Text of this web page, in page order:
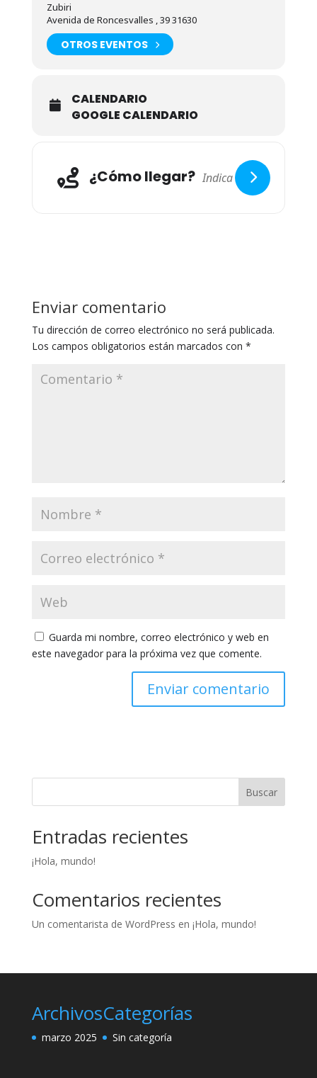
Zubiri
Avenida de Roncesvalles , 39 31630
OTROS EVENTOS
CALENDARIO
GOOGLE CALENDARIO
¿Cómo llegar?
Enviar comentario
Tu dirección de correo electrónico no será publicada.
Los campos obligatorios están marcados con *
Guarda mi nombre, correo electrónico y web en
este navegador para la próxima vez que comente.
Buscar
Entradas recientes
¡Hola, mundo!
Comentarios recientes
Un comentarista de WordPress en ¡Hola, mundo!
Archivos
marzo 2025
Categorías
Sin categoría